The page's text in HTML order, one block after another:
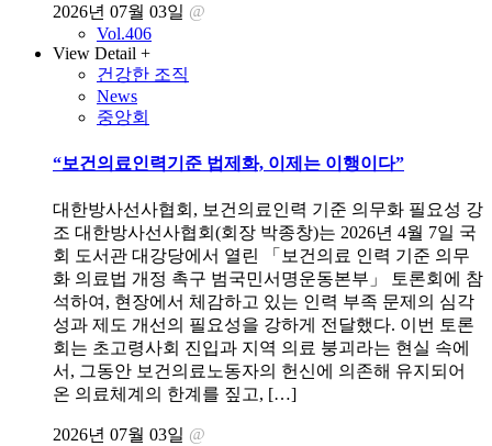
2026년 07월 03일 @
Vol.406
View Detail +
건강한 조직
News
중앙회
“보건의료인력기준 법제화, 이제는 이행이다”
대한방사선사협회, 보건의료인력 기준 의무화 필요성 강
조 대한방사선사협회(회장 박종창)는 2026년 4월 7일 국
회 도서관 대강당에서 열린 「보건의료 인력 기준 의무
화 의료법 개정 촉구 범국민서명운동본부」 토론회에 참
석하여, 현장에서 체감하고 있는 인력 부족 문제의 심각
성과 제도 개선의 필요성을 강하게 전달했다. 이번 토론
회는 초고령사회 진입과 지역 의료 붕괴라는 현실 속에
서, 그동안 보건의료노동자의 헌신에 의존해 유지되어
온 의료체계의 한계를 짚고, […]
2026년 07월 03일 @